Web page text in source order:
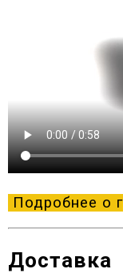
Подробнее о
Доставка